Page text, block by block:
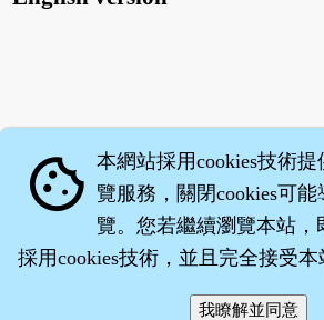
cookie 本網站採用cookies技術
覽服務，關閉cookies可
覽。您若繼續瀏覽本站
採用cookies技術，並且完全接受本